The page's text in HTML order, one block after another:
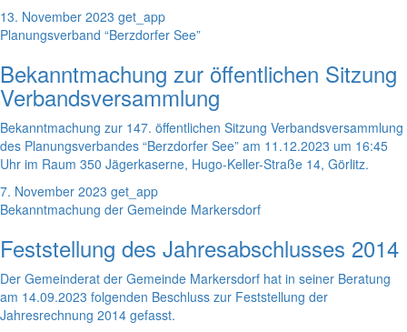
13. November 2023 get_app
Planungsverband “Berzdorfer See”
Bekanntmachung zur öffentlichen Sitzung
Verbandsversammlung
Bekanntmachung zur 147. öffentlichen Sitzung Verbandsversammlung
des Planungsverbandes “Berzdorfer See” am 11.12.2023 um 16:45
Uhr im Raum 350 Jägerkaserne, Hugo-Keller-Straße 14, Görlitz.
7. November 2023 get_app
Bekanntmachung der Gemeinde Markersdorf
Feststellung des Jahresabschlusses 2014
Der Gemeinderat der Gemeinde Markersdorf hat in seiner Beratung
am 14.09.2023 folgenden Beschluss zur Feststellung der
Jahresrechnung 2014 gefasst.